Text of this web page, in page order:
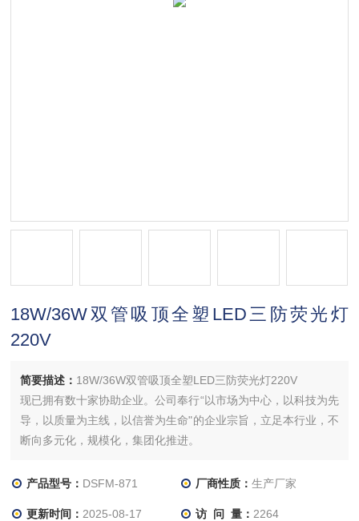
18W/36W双管吸顶全塑LED三防荧光灯
220V
简要描述： 18W/36W双管吸顶全塑LED三防荧光灯220V
现已拥有数十家协助企业。公司奉行“以市场为中心，以科技为先
导，以质量为主线，以信誉为生命"的企业宗旨，立足本行业，不
断向多元化，规模化，集团化推进。
产品型号： DSFM-871 厂商性质： 生产厂家
更新时间： 2025-08-17 访 问 量： 2264